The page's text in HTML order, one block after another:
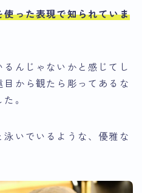
った表現で知られていま
んじゃないかと感じてし
から観たら彫ってあるな
。
いでいるような、優雅な